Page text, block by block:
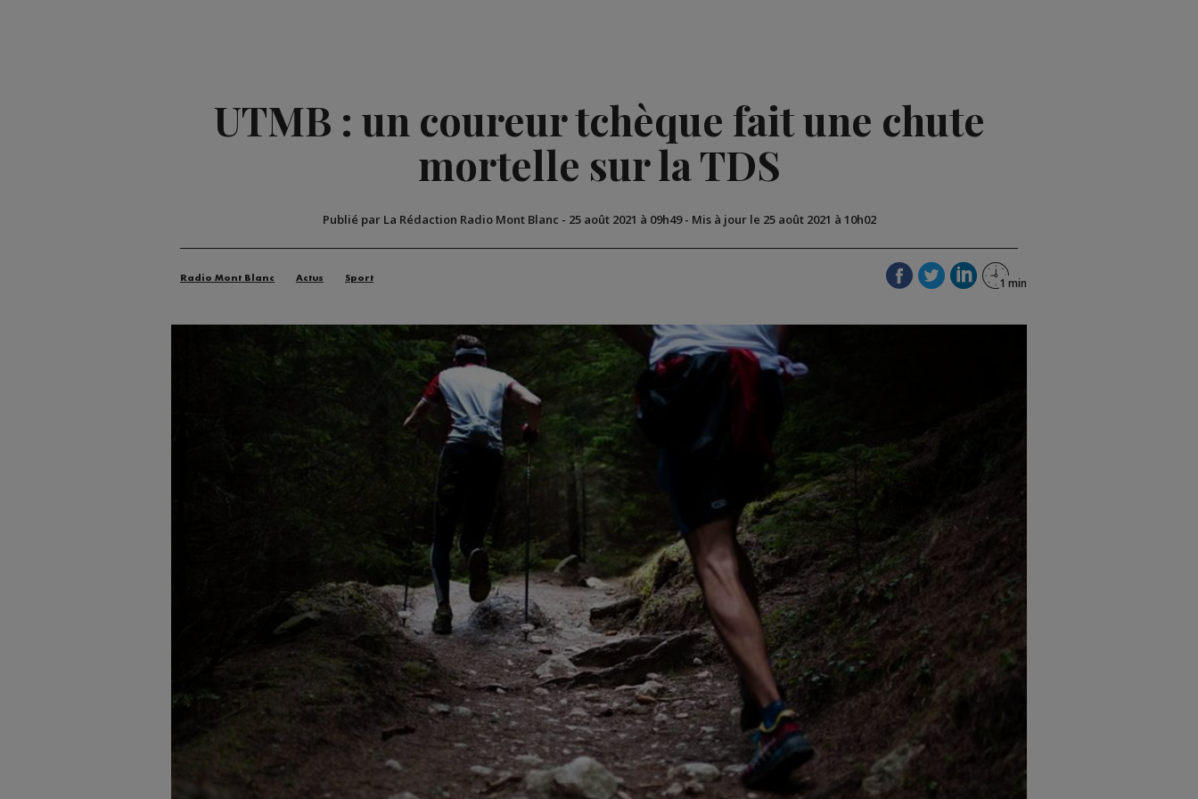
UTMB : un coureur tchèque fait une chute
mortelle sur la TDS
Publié par La Rédaction Radio Mont Blanc - 25 août 2021 à 09h49- Mis à jour le 25 août 2021 à 10h02
Radio Mont Blanc Actus Sport